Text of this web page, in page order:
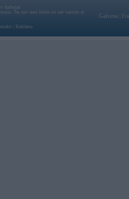
darbojas
Tas nav auto klubs un nav saistīts ar
Reklāma
Galvena